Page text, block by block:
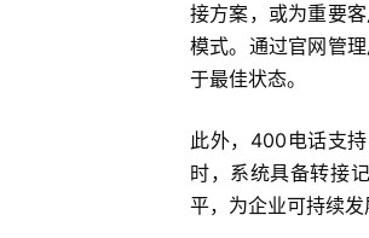
接方案，或为重要
模式。通过官网管
于最佳状态。
此外，400电话支
时，系统具备转接
平，为企业可持续发